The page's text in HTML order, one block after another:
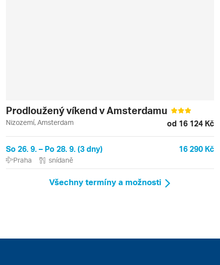
Prodloužený víkend v Amsterdamu
Nizozemí, Amsterdam od 16 124 Kč
So 26. 9. – Po 28. 9. (3 dny) 16 290 Kč
Praha snídaně
Všechny termíny a možnosti